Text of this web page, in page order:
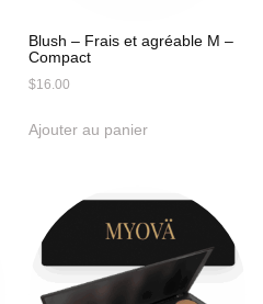
Blush – Frais et agréable M –
Compact
$16.00
Ajouter au panier